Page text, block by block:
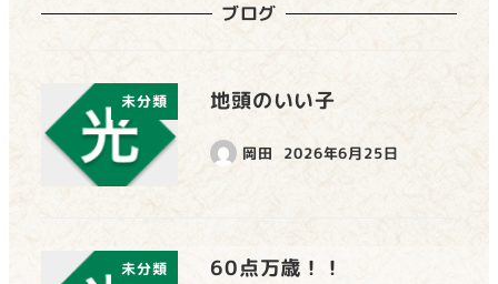
ブログ
未分類 地頭のいい子
岡田 2026年6月25日
未分類 60点万歳！！